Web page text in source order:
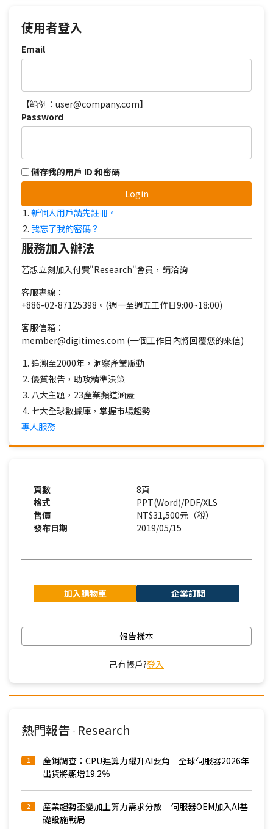
使用者登入
Email
【範例：user@company.com】
Password
儲存我的用戶 ID 和密碼
Login
新個人用戶請先註冊。
我忘了我的密碼？
服務加入辦法
若想立刻加入付費"Research"會員，請洽詢
客服專線：
+886-02-87125398。(週一至週五工作日9:00~18:00)
客服信箱：
member@digitimes.com (一個工作日內將回覆您的來信)
追溯至2000年，洞察產業脈動
優質報告，助攻精準決策
八大主題，23產業頻道涵蓋
七大全球數據庫，掌握市場趨勢
專人服務
頁數
8頁
格式
PPT(Word)/PDF/XLS
售價
NT$31,500元（稅）
發布日期
2019/05/15
加入購物車 企業訂閱
報告樣本
己有帳戶?登入
熱門報告 - Research
1
產銷調查：CPU運算力躍升AI要角 全球伺服器2026年
出貨將顯增19.2％
2
產業趨勢丕變加上算力需求分散 伺服器OEM加入AI基
礎設施戰局